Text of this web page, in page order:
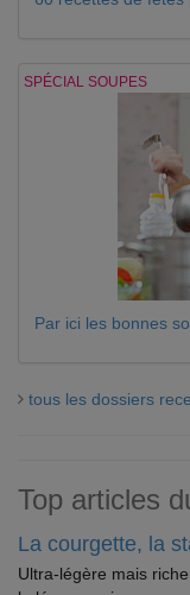
SPÉCIAL SOUPES
Par ici les bonnes
tous les dossiers
Top articles
La courgette, la
Ultra-légère mais